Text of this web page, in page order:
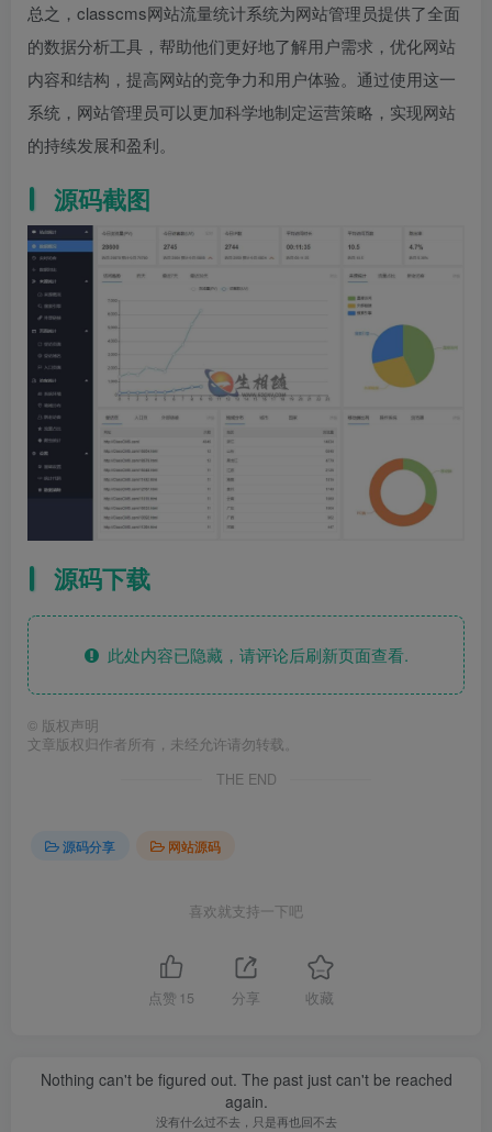
总之，classcms网站流量统计系统为网站管理员提供了全面
的数据分析工具，帮助他们更好地了解用户需求，优化网站
内容和结构，提高网站的竞争力和用户体验。通过使用这一
系统，网站管理员可以更加科学地制定运营策略，实现网站
的持续发展和盈利。
源码截图
源码下载
此处内容已隐藏，请评论后刷新页面查看.
© 版权声明
文章版权归作者所有，未经允许请勿转载。
THE END
源码分享 网站源码
喜欢就支持一下吧
点赞 15 分享 收藏
Nothing can't be figured out. The past just can't be reached
again.
没有什么过不去，只是再也回不去